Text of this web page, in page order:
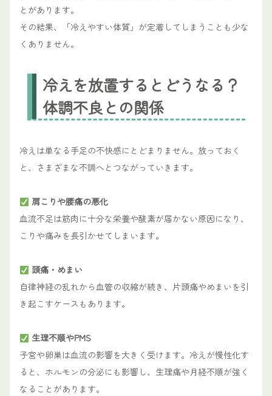
とがあります。
その結果、「冷えやすい体質」が定着してしまうことも少な
くありません。
冷えを放置するとどうなる？
体調不良との関係
冷えは単なる手足の不快感にとどまりません。放っておく
と、さまざまな不調へとつながっていきます。
肩こりや腰痛の悪化
血流不足は筋肉に十分な栄養や酸素が届かない原因になり、
こりや痛みを長引かせてしまいます。
頭痛・めまい
自律神経の乱れから血管の収縮が続き、片頭痛やめまいを引
き起こすケースもあります。
生理不順やPMS
子宮や卵巣は血流の影響を大きく受けます。冷えが慢性化す
ると、ホルモンの分泌にも影響し、生理痛や月経不順が強く
なることがあります。